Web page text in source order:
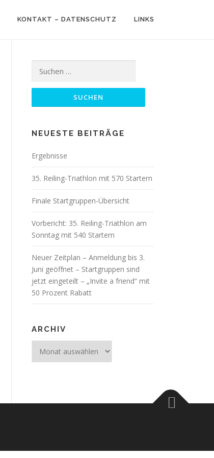
KONTAKT – DATENSCHUTZ LINKS
nach:
NEUESTE BEITRÄGE
Ergebnisse
35. Reiling-Triathlon mit 570 Startern
Finale Startgruppen-Übersicht
Vorbericht: 35. Reiling-Triathlon am
Sonntag mit 540 Startern
Neuer Zeitplan – Anmeldung bis 3.
Juni geöffnet – Startgruppen sind
jetzt eingeteilt – „Invite a friend“ mit
50 Prozent Rabatt
ARCHIV